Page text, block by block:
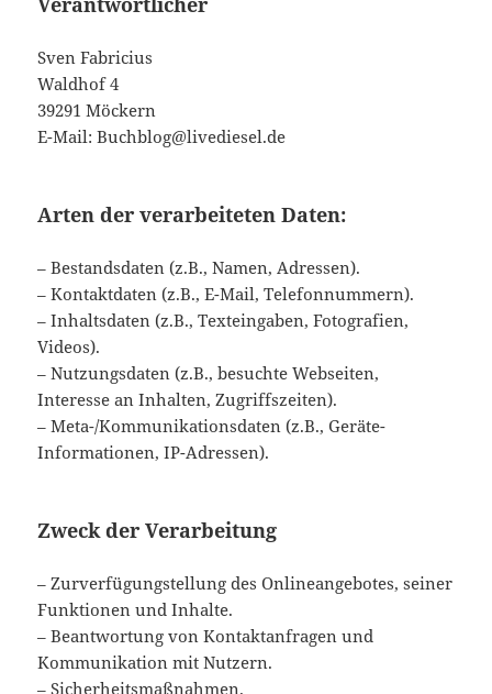
Sven Fabricius
Waldhof 4
39291 Möckern
E-Mail: Buchblog@livediesel.de
Arten der verarbeiteten Daten:
– Bestandsdaten (z.B., Namen, Adressen).
– Kontaktdaten (z.B., E-Mail, Telefonnummern).
– Inhaltsdaten (z.B., Texteingaben, Fotografien,
Videos).
– Nutzungsdaten (z.B., besuchte Webseiten,
Interesse an Inhalten, Zugriffszeiten).
– Meta-/Kommunikationsdaten (z.B., Geräte-
Informationen, IP-Adressen).
Zweck der Verarbeitung
– Zurverfügungstellung des Onlineangebotes, seiner
Funktionen und Inhalte.
– Beantwortung von Kontaktanfragen und
Kommunikation mit Nutzern.
– Sicherheitsmaßnahmen.